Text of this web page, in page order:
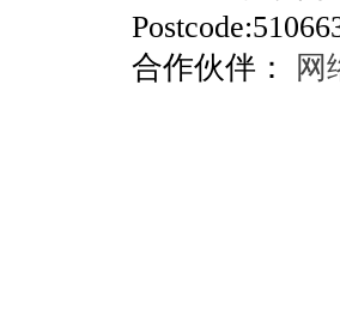
合作伙伴：
网